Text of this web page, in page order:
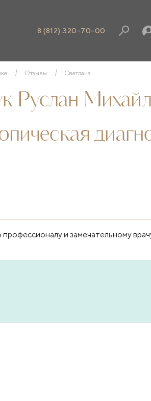
8 (812) 320-70-00
Отзывы Светлана
Руслан
и замечательному